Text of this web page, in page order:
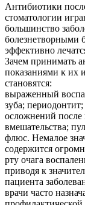
Антибиотики
стоматологии
большинство
болезнетворными
эффективно
Зачем принимать
показаниями к их
становятся:
выраженный
зуба;
осложнений после
вмешательства;
флюс. Немалое
содержится
рту очага
приводя к
пациента
врачи часто